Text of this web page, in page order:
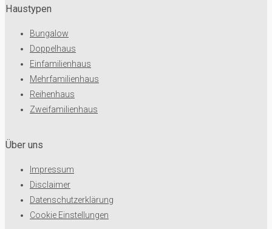
Haustypen
Bungalow
Doppelhaus
Einfamilienhaus
Mehrfamilienhaus
Reihenhaus
Zweifamilienhaus
Über uns
Impressum
Disclaimer
Datenschutzerklärung
Cookie Einstellungen